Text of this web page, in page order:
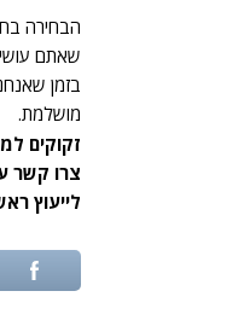
הבחירה
שאתם
בזמן
מושלמת.
זקוקים
צרו קשר
לייעוץ